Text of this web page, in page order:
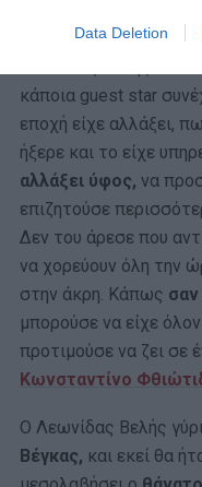
Data Deletion
σταματούσε
κάποια guest star
εποχή είχε αλλάξει,
ήξερε και το είχε
αλλάξει ύφος, να
επιζητούσε
Δεν του άρεσε που
να χορεύουν όλη την
στην άκρη. Κάπως
μπορούσε να είχε
προτιμούσε να ζει σε
Κωνσταντίνο
Ο Λεωνίδας Βελής
Βέγκας, και εκεί θα